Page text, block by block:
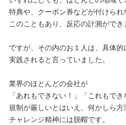
特典や、クーポン券などが付けられ
このこともあり、反応の計測ができ
ですが、その内のお１人は、具体的
実践されると言っていました。
業界のほとんどの会社が
「あれもできない！」「これもで
規制が厳しいとはいえ、何かしら方
チャレンジ精神には脱帽です。